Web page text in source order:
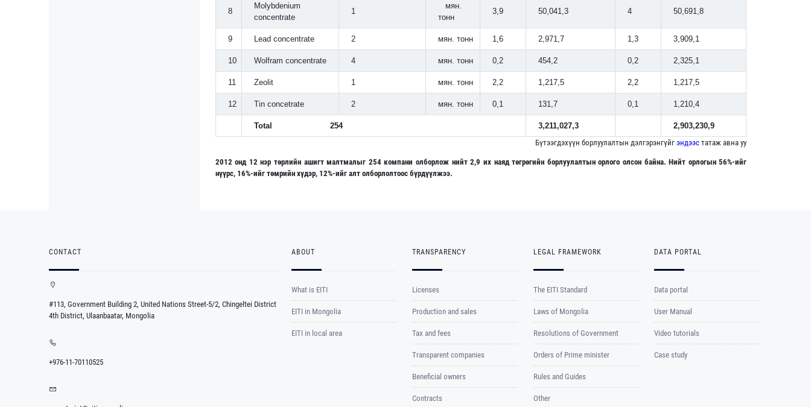
8
Molybdenium
concentrate
1
мян.
тонн
3,9 50,041,3 4 50,691,8
9 Lead concentrate 2 мян. тонн 1,6 2,971,7 1,3 3,909,1
10 Wolfram concentrate 4 мян. тонн 0,2 454,2 0,2 2,325,1
11 Zeolit 1 мян. тонн 2,2 1,217,5 2,2 1,217,5
12 Tin concetrate 2 мян. тонн 0,1 131,7 0,1 1,210,4
Total 254 3,211,027,3
2,903,230,9
Бүтээгдэхүүн борлуулалтын дэлгэрэнгүйгэндээс татаж авна уу
2012 онд 12 нэр төрлийн ашигт малтмалыг 254 компани олборлож нийт 2,9 их наяд төгрөгийн борлуулалтын орлого олсон байна. Нийт орлогын 56%-ийг
нүүрс, 16%-ийг төмрийн хүдэр, 12%-ийг алт олборлолтоос бүрдүүлжээ.
CONTACT
#113, Government Building 2, United Nations Street-5/2, Chingeltei District
4th District, Ulaanbaatar, Mongolia
+976-11-70110525
ABOUT
What is EITI
EITI in Mongolia
EITI in local area
TRANSPARENCY
Licenses
Production and sales
Tax and fees
Transparent companies
Beneficial owners
Contracts
LEGAL FRAMEWORK
The EITI Standard
Laws of Mongolia
Resolutions of Government
Orders of Prime minister
Rules and Guides
Other
DATA PORTAL
Data portal
User Manual
Video tutorials
Case study